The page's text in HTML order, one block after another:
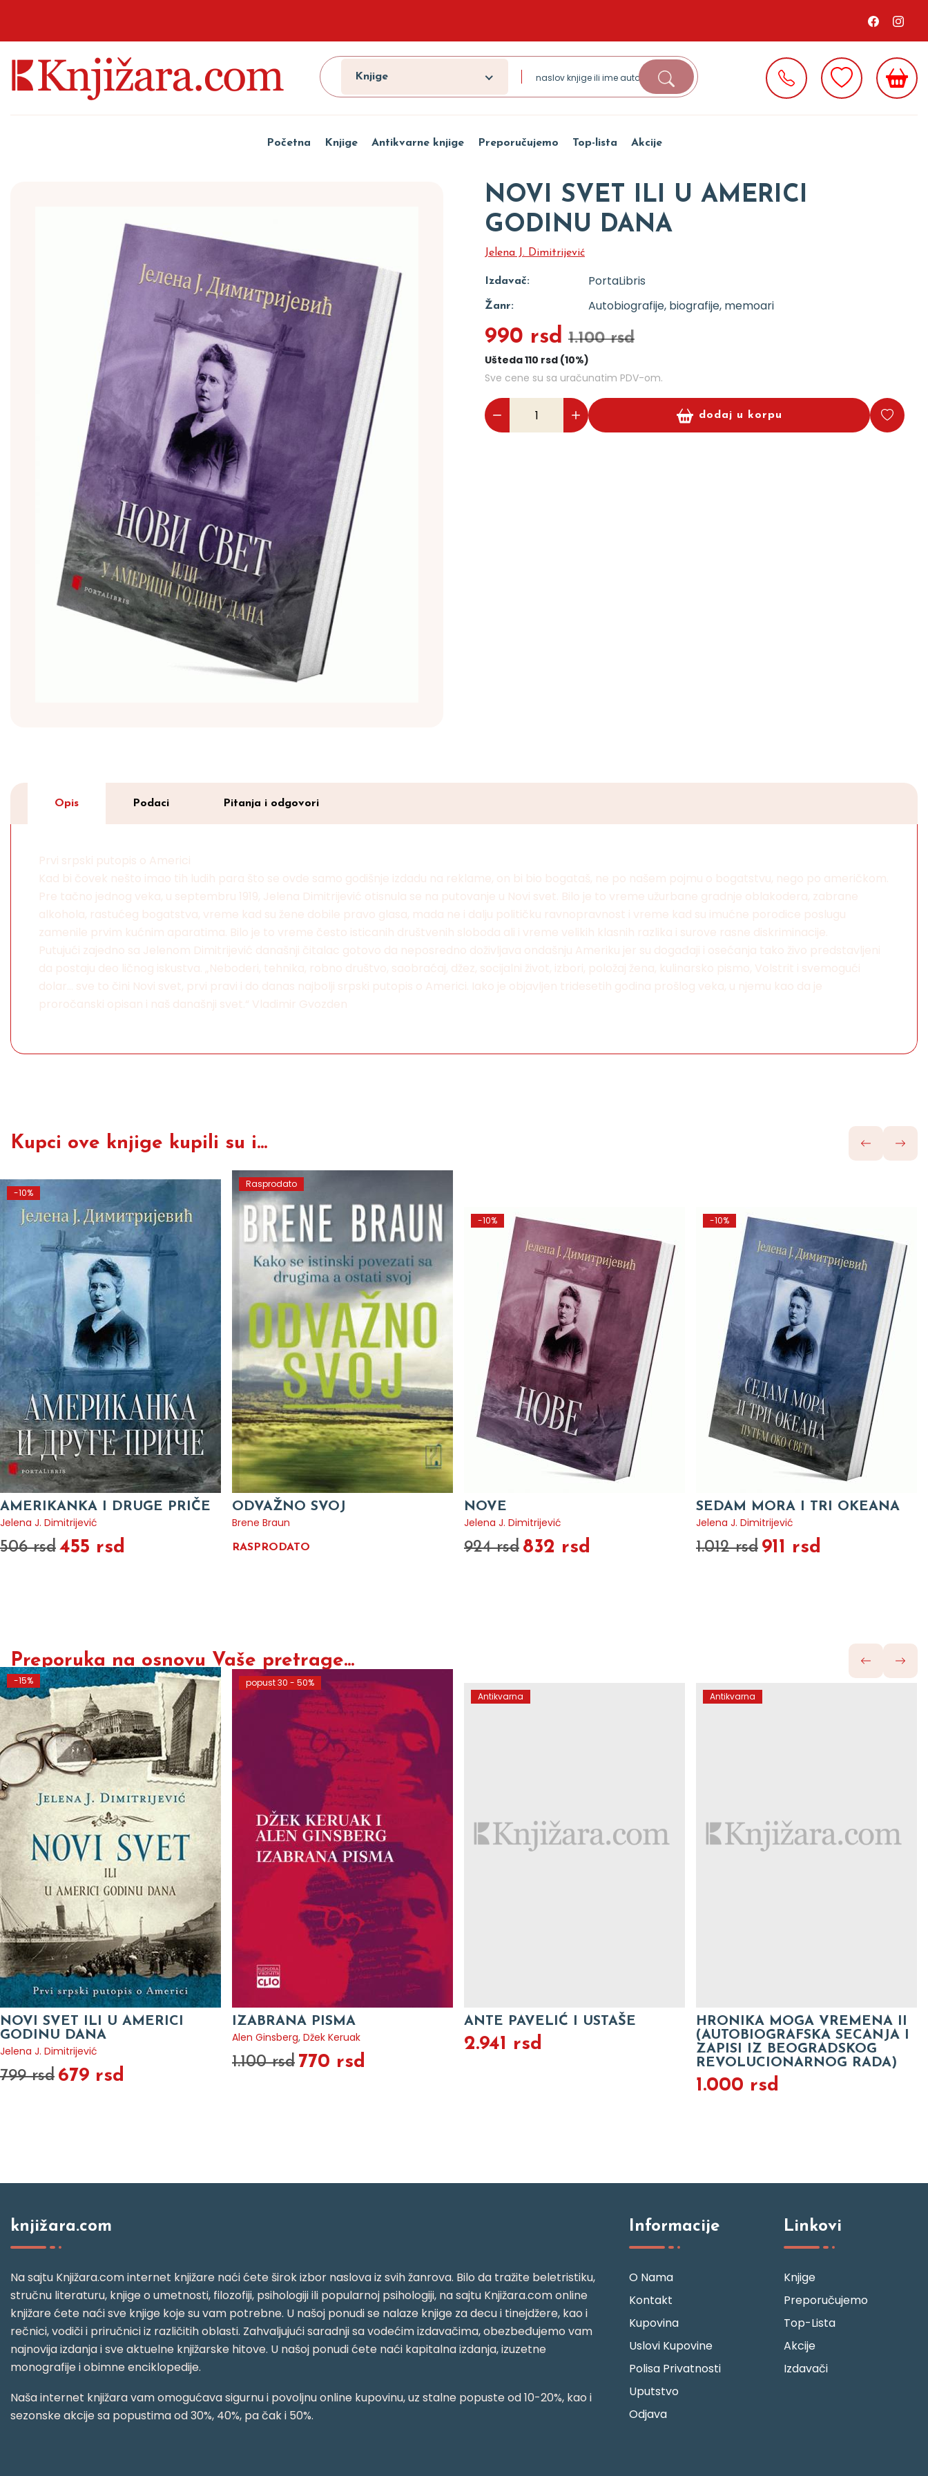
Knjige
Početna Knjige Antikvarne knjige Preporučujemo Top-lista Akcije
NOVI SVET ILI U AMERICI
GODINU DANA
Jelena J. Dimitrijević
Izdavač: PortaLibris
Žanr: Autobiografije, biografije, memoari
990 rsd 1.100 rsd
Ušteda 110 rsd (10%)
Sve cene su sa uračunatim PDV-om.
dodaj u korpu
Opis Podaci Pitanja i odgovori
Prvi srpski putopis o Americi
Kad bi čovek nešto imao tih ludih para što se ovde samo godišnje izdadu na reklame, on bi bio bogataš, ne po našem pojmu o bogatstvu, nego po američkom.
Pre tačno jednog veka, u septembru 1919, Jelena Dimitrijević otisnula se na putovanje u Novi svet. Bilo je to vreme užurbane gradnje oblakodera, zabrane
alkohola, rastućeg bogatstva, vreme kad su žene dobile pravo glasa, mada ne i dalju političku ravnopravnost i vreme kad su imućne porodice poslugu
zamenile prvim kućnim aparatima. Bilo je to vreme često isticanih društvenih sloboda ali i vreme velikih klasnih razlika i surove rasne diskriminacije.
Putujući zajedno sa Jelenom Dimitrijević današnji čitalac gotovo da neposredno doživljava ondašnju Ameriku jer su događaji i osećanja tako živo predstavljeni
da postaju deo ličnog iskustva. „Neboderi, tehnika, robno društvo, saobraćaj, džez, socijalni život, izbori, položaj žena, kulinarsko pismo, Volstrit i svemogući
dolar... sve to čini Novi svet, prvi pravi i do danas najbolji srpski putopis o Americi. Iako je objavljen tridesetih godina prošlog veka, u njemu kao da je
proročanski opisan i naš današnji svet.“ Vladimir Gvozden
Kupci ove knjige kupili su i...
-10%
AMERIKANKA I DRUGE PRIČE
Jelena J. Dimitrijević
506 rsd 455 rsd
Rasprodato
ODVAŽNO SVOJ
Brene Braun
RASPRODATO
-10%
NOVE
Jelena J. Dimitrijević
924 rsd 832 rsd
-10%
SEDAM MORA I TRI OKEANA
Jelena J. Dimitrijević
1.012 rsd 911 rsd
Preporuka na osnovu Vaše pretrage...
-15%
NOVI SVET ILI U AMERICI
GODINU DANA
Jelena J. Dimitrijević
799 rsd 679 rsd
popust 30 - 50%
IZABRANA PISMA
Alen Ginsberg, Džek Keruak
1.100 rsd 770 rsd
Antikvarna
ANTE PAVELIĆ I USTAŠE
2.941 rsd
Antikvarna
HRONIKA MOGA VREMENA II
(AUTOBIOGRAFSKA SECANJA I
ZAPISI IZ BEOGRADSKOG
REVOLUCIONARNOG RADA)
1.000 rsd
knjižara.com
Na sajtu Knjižara.com internet knjižare naći ćete širok izbor naslova iz svih žanrova. Bilo da tražite beletristiku,
stručnu literaturu, knjige o umetnosti, filozofiji, psihologiji ili popularnoj psihologiji, na sajtu Knjižara.com online
knjižare ćete naći sve knjige koje su vam potrebne. U našoj ponudi se nalaze knjige za decu i tinejdžere, kao i
rečnici, vodiči i priručnici iz različitih oblasti. Zahvaljujući saradnji sa vodećim izdavačima, obezbeđujemo vam
najnovija izdanja i sve aktuelne knjižarske hitove. U našoj ponudi ćete naći kapitalna izdanja, izuzetne
monografije i obimne enciklopedije.
Naša internet knjižara vam omogućava sigurnu i povoljnu online kupovinu, uz stalne popuste od 10-20%, kao i
sezonske akcije sa popustima od 30%, 40%, pa čak i 50%.
Informacije
O Nama
Kontakt
Kupovina
Uslovi Kupovine
Polisa Privatnosti
Uputstvo
Odjava
Linkovi
Knjige
Preporučujemo
Top-Lista
Akcije
Izdavači